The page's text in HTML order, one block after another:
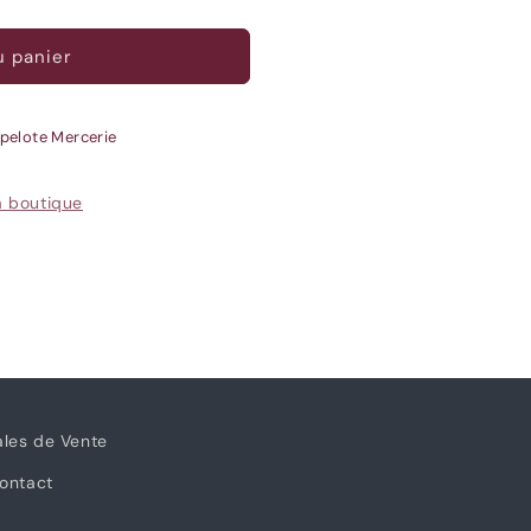
panier
Mercerie
boutique
de Vente